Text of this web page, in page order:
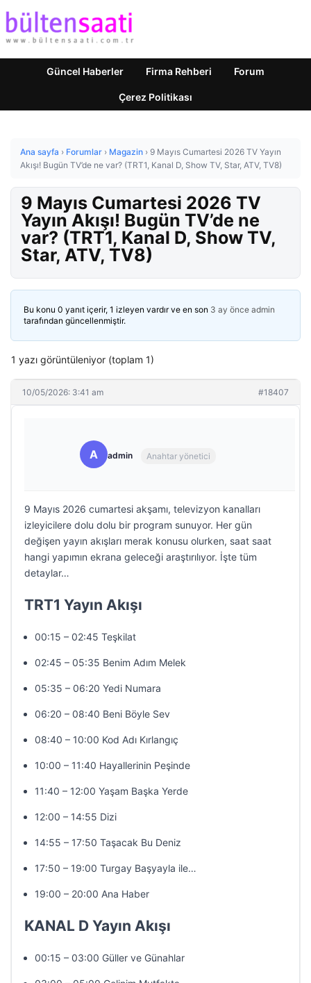
Güncel Haberler Firma Rehberi Forum
Çerez Politikası
Ana sayfa › Forumlar › Magazin › 9 Mayıs Cumartesi 2026 TV Yayın
Akışı! Bugün TV’de ne var? (TRT1, Kanal D, Show TV, Star, ATV, TV8)
9 Mayıs Cumartesi 2026 TV
Yayın Akışı! Bugün TV’de ne
var? (TRT1, Kanal D, Show TV,
Star, ATV, TV8)
Bu konu 0 yanıt içerir, 1 izleyen vardır ve en son 3 ay önce admin
tarafından güncellenmiştir.
1 yazı görüntüleniyor (toplam 1)
10/05/2026: 3:41 am #18407
A admin Anahtar yönetici
9 Mayıs 2026 cumartesi akşamı, televizyon kanalları
izleyicilere dolu dolu bir program sunuyor. Her gün
değişen yayın akışları merak konusu olurken, saat saat
hangi yapımın ekrana geleceği araştırılıyor. İşte tüm
detaylar…
TRT1 Yayın Akışı
00:15 – 02:45 Teşkilat
02:45 – 05:35 Benim Adım Melek
05:35 – 06:20 Yedi Numara
06:20 – 08:40 Beni Böyle Sev
08:40 – 10:00 Kod Adı Kırlangıç
10:00 – 11:40 Hayallerinin Peşinde
11:40 – 12:00 Yaşam Başka Yerde
12:00 – 14:55 Dizi
14:55 – 17:50 Taşacak Bu Deniz
17:50 – 19:00 Turgay Başyayla ile…
19:00 – 20:00 Ana Haber
KANAL D Yayın Akışı
00:15 – 03:00 Güller ve Günahlar